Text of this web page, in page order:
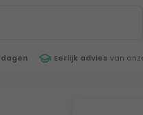
dagen Eerlijk advies van